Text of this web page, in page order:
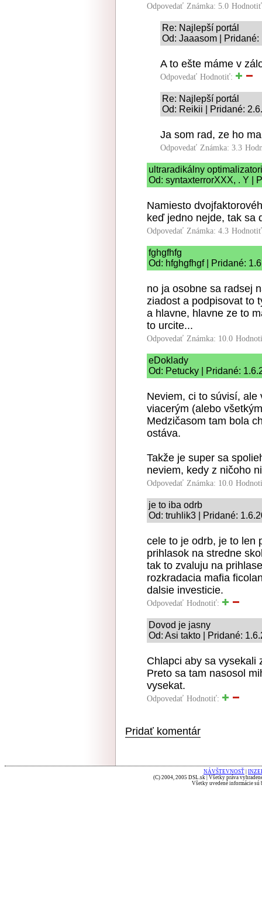
Odpovedať Známka: 5.0
Re: Najlepší portál
Od: Jaaasom |
A to ešte máme v
Odpovedať Hodnotiť:
Re: Najlepší portál
Od: Reikii | Pridané:
Ja som rad, ze ho
Odpovedať Známka: 3.3
ultraradikálny
Od: syntaxterrorXXX, . Y |
Namiesto
keď jedno nejde, tak sa
Odpovedať Známka: 4.3
fghgfhfg
Od: hfghgfhgf | Pridané:
no ja osobne sa radsej
ziadost a podpisovat to
a hlavne, hlavne ze to
to urcite...
Odpovedať Známka: 10.0
eDoklady
Od: Petucky | Pridané:
Neviem, ci to súvisí,
viacerým (alebo
Medzičasom tam bola
ostáva.
Takže je super sa
neviem, kedy z ničoho
Odpovedať Známka: 10.0
je to iba odrb
Od: truhlik3 | Pridané:
cele to je odrb, je to len
prihlasok na stredne
tak to zvaluju na
rozkradacia mafia
dalsie investicie.
Odpovedať Hodnotiť:
Dovod je jasny
Od: Asi takto | Pridané:
Chlapci aby sa vysekali
Preto sa tam nasosol
vysekat.
Odpovedať Hodnotiť:
Pridať komentár
NÁVŠTEVNOSŤ
(C) 2004, 2005 DSL.sk | Všetky práva
Všetky uvedené informácie sú